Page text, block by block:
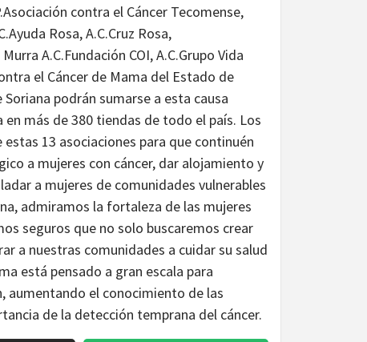
contra el Cáncer Tecomense,
Rosa, A.C.Cruz Rosa,
A.C.Fundación COI, A.C.Grupo Vida
el Cáncer de Mama del Estado de
Soriana podrán sumarse a esta causa
más de 380 tiendas de todo el país. Los
13 asociaciones para que continuén
a mujeres con cáncer, dar alojamiento y
a mujeres de comunidades vulnerables
admiramos la fortaleza de las mujeres
seguros que no solo buscaremos crear
a nuestras comunidades a cuidar su salud
está pensado a gran escala para
aumentando el conocimiento de las
de la detección temprana del cáncer.